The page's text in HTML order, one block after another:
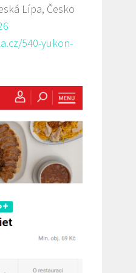
Lípa, Česko
540-yukon-